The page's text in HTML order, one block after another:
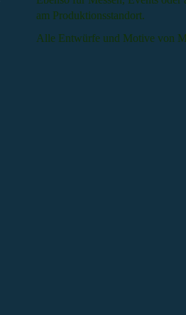
am Produktionsstandort.
Alle Entwürfe und Motive von